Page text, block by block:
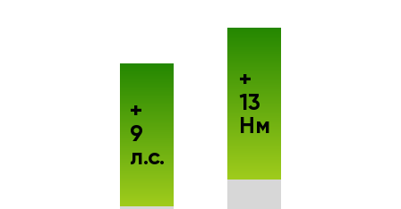
+
9
л.с.
+
13
Нм